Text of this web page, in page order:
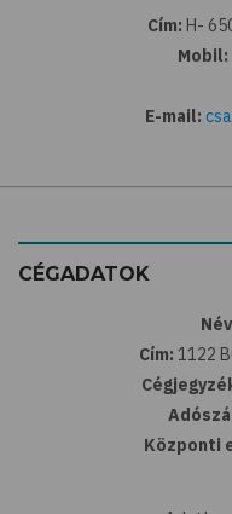
Cím: H-
Mobil:
E-mail:
CÉGADATOK
Cím: 1122
Központi